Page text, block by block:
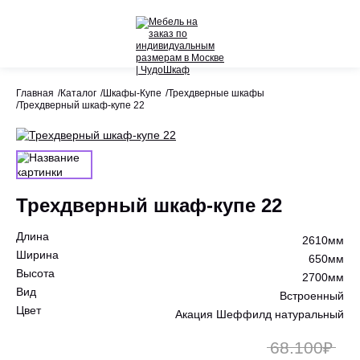
Распашные шкафы
Шкафы по назначению
Стеллажи
Гардеробные системы
Главная Каталог Шкафы-Купе
Трехдверные шкафы
Трехдверный шкаф-купе 22
Трехдверный шкаф-купе 22
Длина
2610мм
Ширина
650мм
Высота
2700мм
Вид
Встроенный
Цвет
Акация Шеффилд натуральный
68.100₽